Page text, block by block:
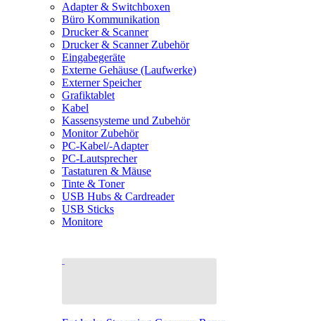
Adapter & Switchboxen
Büro Kommunikation
Drucker & Scanner
Drucker & Scanner Zubehör
Eingabegeräte
Externe Gehäuse (Laufwerke)
Externer Speicher
Grafiktablet
Kabel
Kassensysteme und Zubehör
Monitor Zubehör
PC-Kabel/-Adapter
PC-Lautsprecher
Tastaturen & Mäuse
Tinte & Toner
USB Hubs & Cardreader
USB Sticks
Monitore